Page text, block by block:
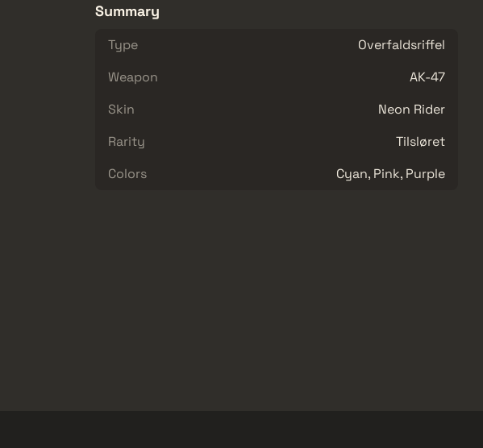
Summary
Type
Overfaldsriffel
Weapon
AK-47
Skin
Neon Rider
Rarity
Tilsløret
Colors
Cyan, Pink, Purple